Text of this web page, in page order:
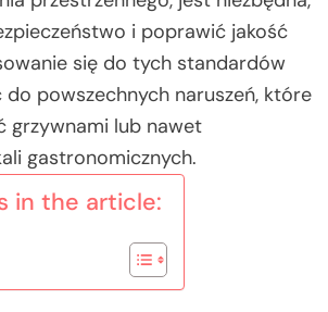
i poprawić jakość
się do tych standardów
powszechnych naruszeń, które
grzywnami lub nawet
gastronomicznych.
in the article: